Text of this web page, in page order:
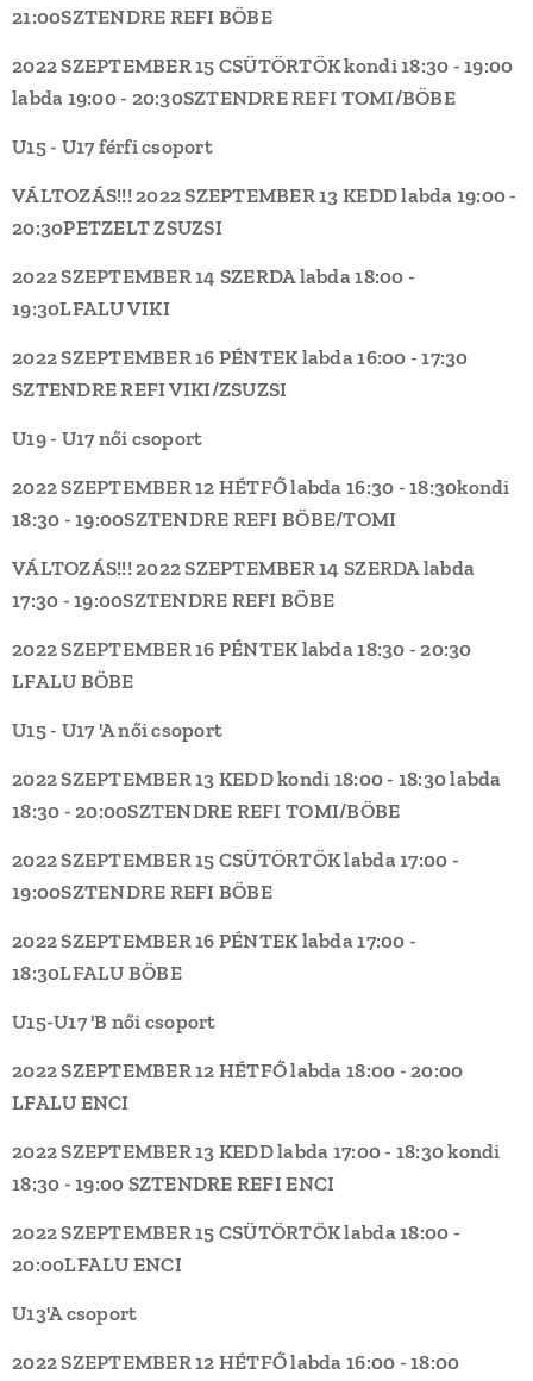
21:00SZTENDRE REFI BÖBE
2022 SZEPTEMBER 15 CSÜTÖRTÖKkondi 18:30 - 19:00
labda 19:00 - 20:30SZTENDRE REFI TOMI/BÖBE
U15 - U17 férfi csoport
VÁLTOZÁS!!!2022 SZEPTEMBER 13 KEDDlabda 19:00 -
20:30PETZELTZSUZSI
2022 SZEPTEMBER 14 SZERDAlabda 18:00 -
19:30LFALUVIKI
2022 SZEPTEMBER 16 PÉNTEKlabda 16:00 - 17:30
SZTENDRE REFIVIKI/ZSUZSI
U19 - U17 női csoport
2022 SZEPTEMBER 12 HÉTFŐlabda 16:30 - 18:30kondi
18:30 - 19:00SZTENDRE REFI BÖBE/TOMI
VÁLTOZÁS!!!2022 SZEPTEMBER 14 SZERDAlabda
17:30 - 19:00SZTENDRE REFI BÖBE
2022 SZEPTEMBER 16 PÉNTEKlabda 18:30 - 20:30
LFALU BÖBE
U15 - U17 'A női csoport
2022 SZEPTEMBER 13 KEDDkondi 18:00 - 18:30labda
18:30 - 20:00SZTENDRE REFI TOMI/BÖBE
2022 SZEPTEMBER 15 CSÜTÖRTÖKlabda 17:00 -
19:00SZTENDRE REFI BÖBE
2022 SZEPTEMBER 16 PÉNTEKlabda 17:00 -
18:30LFALU BÖBE
U15-U17 'B női csoport
2022 SZEPTEMBER 12 HÉTFŐlabda 18:00 - 20:00
LFALU ENCI
2022 SZEPTEMBER 13 KEDDlabda 17:00 - 18:30kondi
18:30 - 19:00 SZTENDRE REFIENCI
2022 SZEPTEMBER 15 CSÜTÖRTÖKlabda 18:00 -
20:00LFALU ENCI
U13'A csoport
2022 SZEPTEMBER 12 HÉTFŐlabda 16:00 - 18:00